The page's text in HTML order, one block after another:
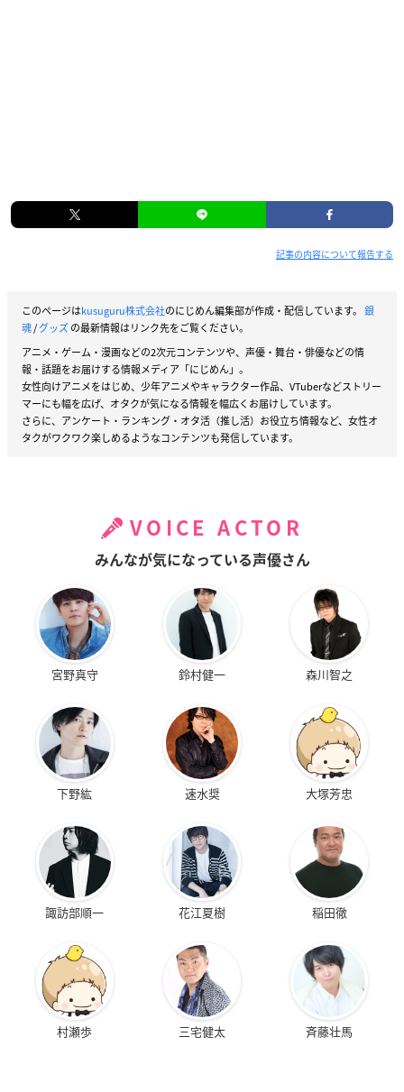
記事の内容について報告する
このページはkusuguru株式会社のにじめん編集部が作成・配信しています。 銀
魂/グッズの最新情報はリンク先をご覧ください。
アニメ・ゲーム・漫画などの2次元コンテンツや、声優・舞台・俳優などの情
報・話題をお届けする情報メディア「にじめん」。
女性向けアニメをはじめ、少年アニメやキャラクター作品、VTuberなどストリー
マーにも幅を広げ、オタクが気になる情報を幅広くお届けしています。
さらに、アンケート・ランキング・オタ活（推し活）お役立ち情報など、女性オ
タクがワクワク楽しめるようなコンテンツも発信しています。
VOICE ACTOR
みんなが気になっている声優さん
宮野真守 鈴村健一 森川智之
下野紘 速水奨 大塚芳忠
諏訪部順一 花江夏樹 稲田徹
村瀬歩 三宅健太 斉藤壮馬